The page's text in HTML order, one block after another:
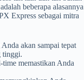
beberapa alasannya
Express sebagai mitra
akan sampai tepat
tinggi.
time memastikan Anda